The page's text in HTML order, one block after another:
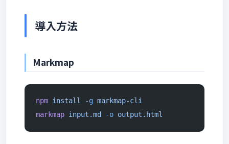
導入方法
Markmap
npm install -g markmap-cli
markmap input.md -o output.html